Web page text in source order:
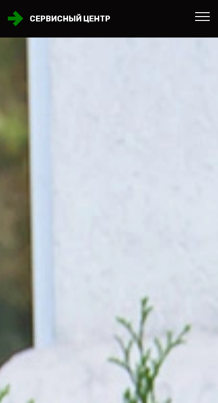
СЕРВИСНЫЙ ЦЕНТР